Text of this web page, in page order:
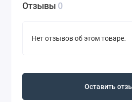
Отзывы 0
Нет отзывов об этом товаре.
Оставить